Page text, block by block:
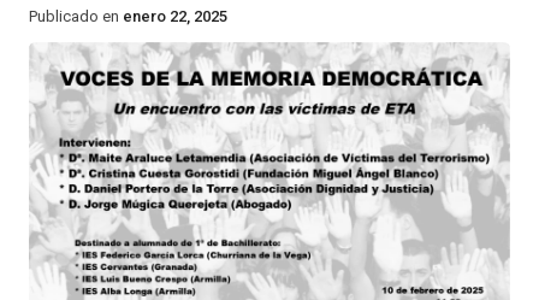
Publicado en enero 22, 2025